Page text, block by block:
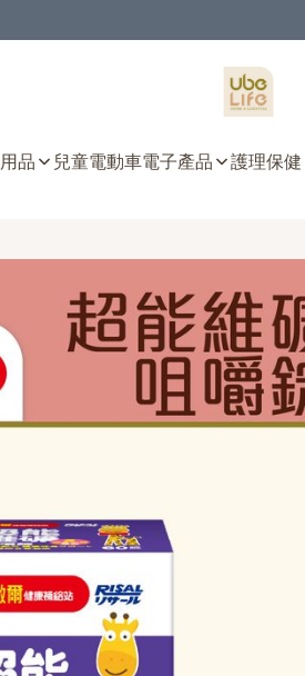
品 兒童電動車電子產品 護理保健